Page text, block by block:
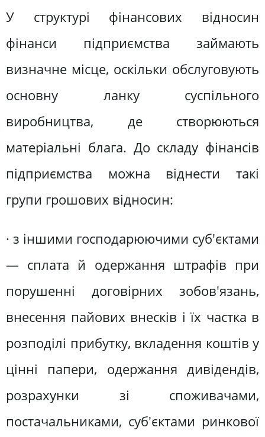
У структурі фінансових відносин
фінанси підприємства займають
визначне місце, оскільки обслуговують
основну ланку суспільного
виробництва, де створюються
матеріальні блага. До складу фінансів
підприємства можна віднести такі
групи грошових відносин:
· з іншими господарюючими суб'єктами
— сплата й одержання штрафів при
порушенні договірних зобов'язань,
внесення пайових внесків і їх частка в
розподілі прибутку, вкладення коштів у
цінні папери, одержання дивідендів,
розрахунки зі споживачами,
постачальниками, суб'єктами ринкової